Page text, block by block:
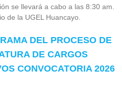
se llevará a cabo a las 8:30 am.
de la UGEL Huancayo.
DEL PROCESO DE
DE CARGOS
CONVOCATORIA 2026